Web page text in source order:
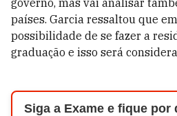
governo, mas vai analisar
países. Garcia ressaltou que
possibilidade de se fazer a
graduação e isso será
Siga a Exame e fique